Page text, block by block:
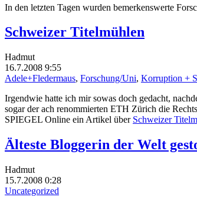
In den letzten Tagen wurden bemerkenswerte
Schweizer Titelmühlen
Hadmut
16.7.2008 9:55
Adele+Fledermaus, Forschung/Uni, Korruption +
Irgendwie hatte ich mir sowas doch gedacht,
sogar der ach renommierten ETH Zürich die
SPIEGEL Online ein Artikel über Schweizer
Älteste Bloggerin der Welt
Hadmut
15.7.2008 0:28
Uncategorized